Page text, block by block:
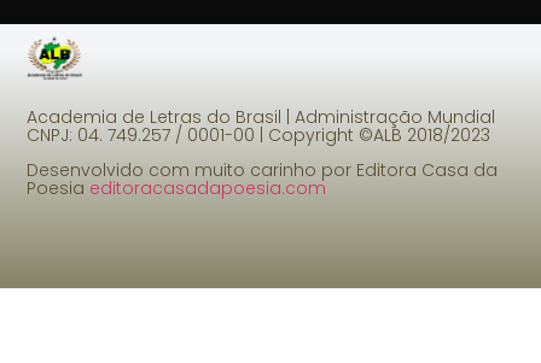
Academia de Letras do Brasil | Administração Mundial
CNPJ: 04. 749.257 / 0001-00 | Copyright ©ALB 2018/2023
Desenvolvido com muito carinho por Editora Casa da
Poesia editoracasadapoesia.com